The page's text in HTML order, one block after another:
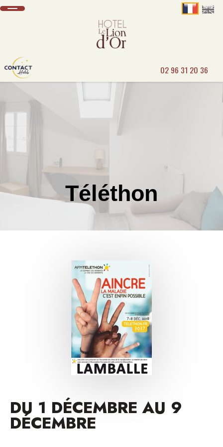
02 96 31 20 36
Téléthon
DU 1 DÉCEMBRE AU 9
DÉCEMBRE